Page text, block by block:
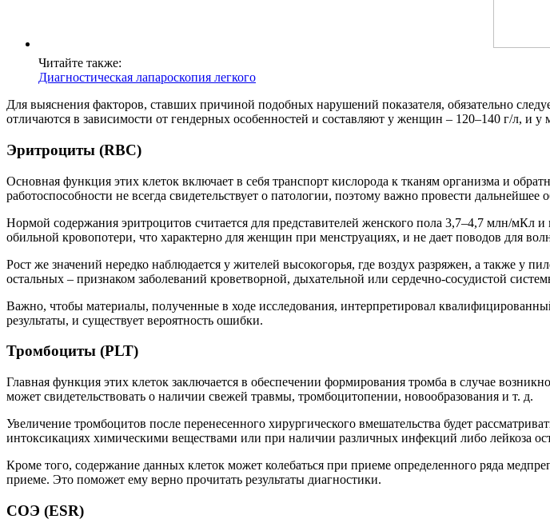
Читайте также:
Диагностическая лапароскопия легкого
Для выяснения факторов, ставших причиной подобных нарушений показателя, обязательно
отличаются в зависимости от гендерных особенностей и составляют у женщин – 120–140 г/л, и
Эритроциты (RBC)
Основная функция этих клеток включает в себя транспорт кислорода к тканям организма и
работоспособности не всегда свидетельствует о патологии, поэтому важно провести дальнейшее
Нормой содержания эритроцитов считается для представителей женского пола 3,7–4,7 млн/мКл
обильной кровопотери, что характерно для женщин при менструациях, и не дает поводов для
Рост же значений нередко наблюдается у жителей высокогорья, где воздух разряжен, а также у
остальных – признаком заболеваний кроветворной, дыхательной или сердечно-сосудистой
Важно, чтобы материалы, полученные в ходе исследования, интерпретировал
результаты, и существует вероятность ошибки.
Тромбоциты (PLT)
Главная функция этих клеток заключается в обеспечении формирования тромба в случае
может свидетельствовать о наличии свежей травмы, тромбоцитопении, новообразования и т. д.
Увеличение тромбоцитов после перенесенного хирургического вмешательства будет
интоксикациях химическими веществами или при наличии различных инфекций либо лейкоза
Кроме того, содержание данных клеток может колебаться при приеме определенного ряда
приеме. Это поможет ему верно прочитать результаты диагностики.
СОЭ (ESR)